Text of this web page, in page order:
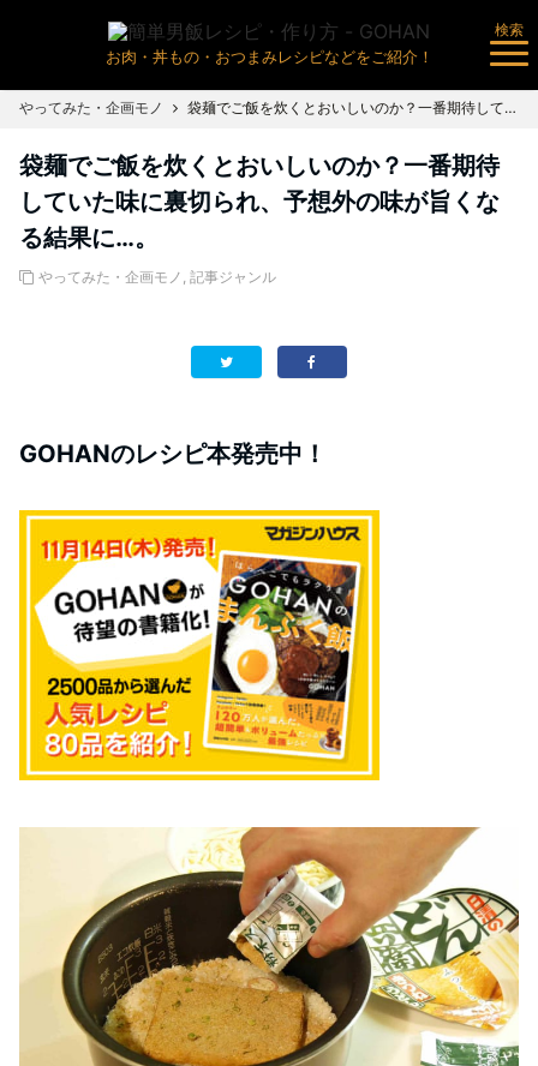
お肉・丼もの・おつまみレシピなどをご紹介！
検索
やってみた・企画モノ 袋麺でご飯を炊くとおいしいのか？一番期待していた味に裏切られ、予想外の味が旨くなる結果に…。
袋麺でご飯を炊くとおいしいのか？一番期待
していた味に裏切られ、予想外の味が旨くな
る結果に…。
やってみた・企画モノ , 記事ジャンル
GOHANのレシピ本発売中！